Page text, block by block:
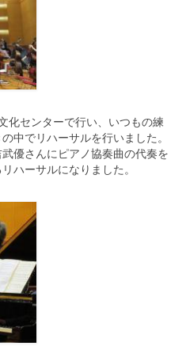
化センターで行い、 いつもの練
中でリハーサルを行いました。
優さんにピアノ協奏曲の代奏を
ハーサルになりました。